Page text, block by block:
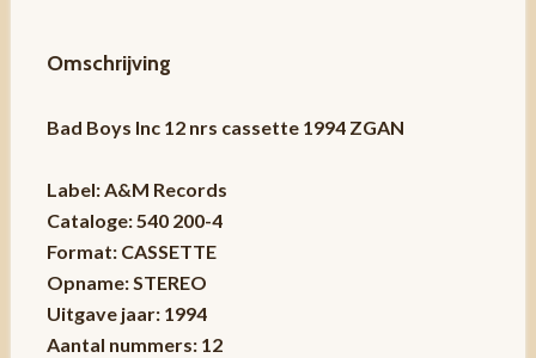
Omschrijving
Bad Boys Inc 12 nrs cassette 1994 ZGAN
Label: A&M Records
Cataloge: 540 200-4
Format: CASSETTE
Opname: STEREO
Uitgave jaar: 1994
Aantal nummers: 12